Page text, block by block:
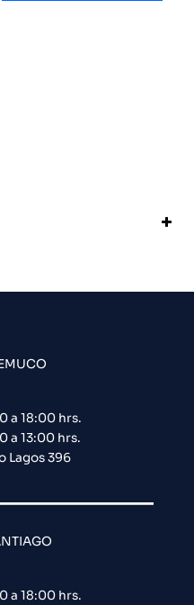
a 18:00 hrs.
a 13:00 hrs.
Lagos 396
a 18:00 hrs.